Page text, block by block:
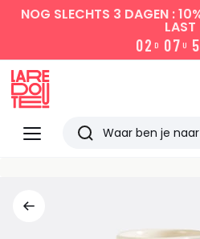
NOG SLECHTS 3 DAGEN :
LAST
02 D 07 U 5
Menu
Redoute
Zoeken